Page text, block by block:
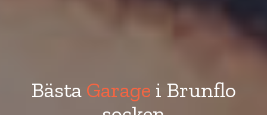
Bästa Garage i Brunflo